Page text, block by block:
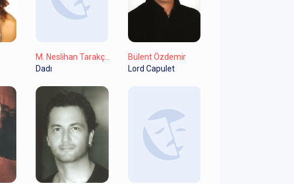
Dadı
Bülent Özdemir
Lord Capulet